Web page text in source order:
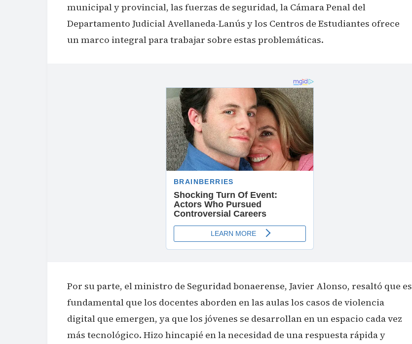
municipal y provincial, las fuerzas de seguridad, la Cámara Penal del
Departamento Judicial Avellaneda-Lanús y los Centros de Estudiantes ofrece
un marco integral para trabajar sobre estas problemáticas.
Por su parte, el ministro de Seguridad bonaerense, Javier Alonso, resaltó que es
fundamental que los docentes aborden en las aulas los casos de violencia
digital que emergen, ya que los jóvenes se desarrollan en un espacio cada vez
más tecnológico. Hizo hincapié en la necesidad de una respuesta rápida y